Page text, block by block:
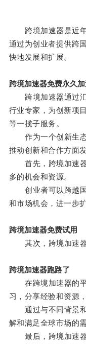
跨境加速器是近年
通过为创业者提供跨
快地发展和扩展。
跨境加速器免费永久加
跨境加速器通过汇
行业专家，为创新项
等一揽子服务。
作为一个创新生态
推动创新和合作方面
首先，跨境加速器
多的机会和资源。
创业者可以跨越国
和市场机会，进一步
跨境加速器免费试用
其次，跨境加速器
跨境加速器跑路了
在跨境加速器的平
习，分享经验和资源
通过与不同背景和
解和满足全球市场的
最后，跨境加速器